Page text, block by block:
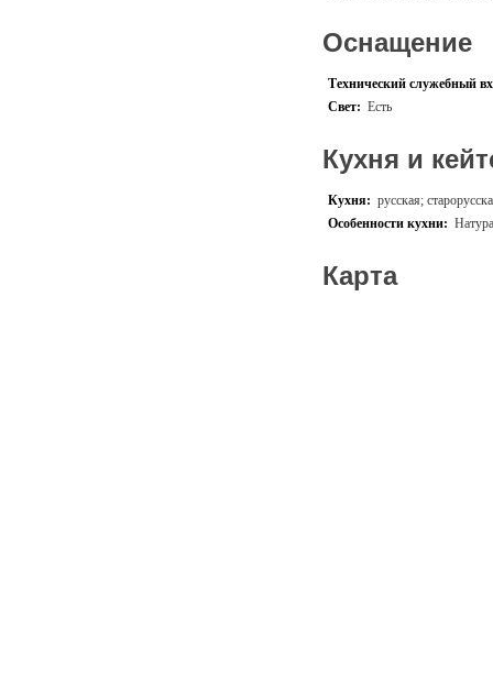
-бильярд;
-рыбалка;
Даже простая прогулка
спокойствие и
- отправиться на поиски
- посетить увлекательные
Оснащение
Технический служебный
Свет: Есть
Кухня и
Кухня: русская;
Особенности кухни:
Карта